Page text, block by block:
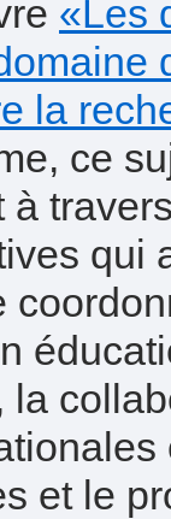
«Les
la
ce
à
qui
la
et le